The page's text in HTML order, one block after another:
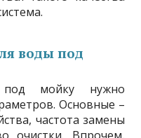
воды под
мойку нужно
Основные –
частота замены